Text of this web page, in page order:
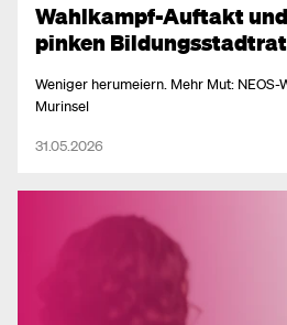
Wahlkampf-Auftakt
pinken Bildungsstadtrat
Weniger herumeiern. Mehr Mut:
Murinsel
31.05.2026